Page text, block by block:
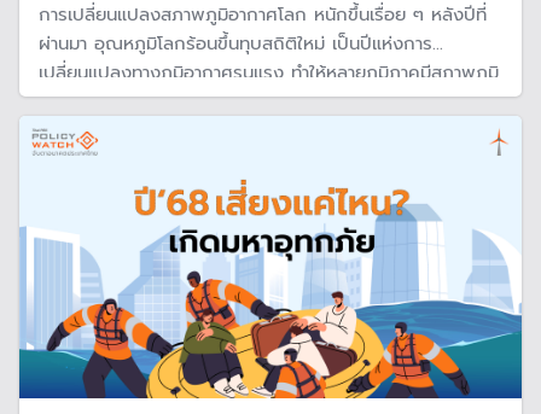
การเปลี่ยนแปลงสภาพภูมิอากาศโลก หนักขึ้นเรื่อย ๆ หลังปีที่
ผ่านมา อุณหภูมิโลกร้อนขึ้นทุบสถิติใหม่ เป็นปีแห่งการ
เปลี่ยนแปลงทางภูมิอากาศรุนแรง ทำให้หลายภูมิภาคมีสภาพภูมิ
อากาศเปลี่ยนไป บางพื้นที่ร้อน บางแห่งแล้งหนัก แต่บาง
ภูมิภาคเผชิญกับฝนตกหนักและอุทกภัยครั้งใหญ่